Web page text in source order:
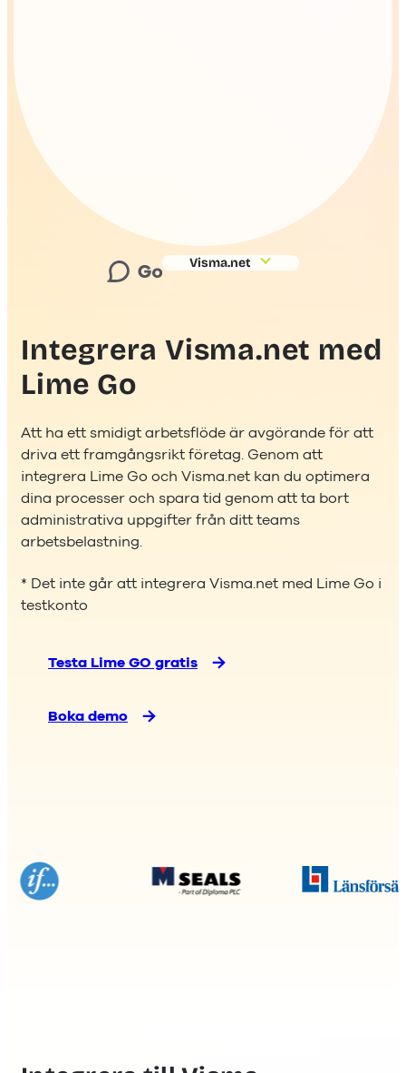
Visma.net
Integrera Visma.net med
Lime Go
Att ha ett smidigt arbetsflöde är avgörande för att
driva ett framgångsrikt företag. Genom att
integrera Lime Go och Visma.net kan du optimera
dina processer och spara tid genom att ta bort
administrativa uppgifter från ditt teams
arbetsbelastning.
* Det inte går att integrera Visma.net med Lime Go i
testkonto
Testa Lime GO gratis
Boka demo